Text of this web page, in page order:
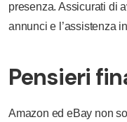
presenza. Assicurati di
annunci e l’assistenza
Pensieri
Amazon ed eBay non